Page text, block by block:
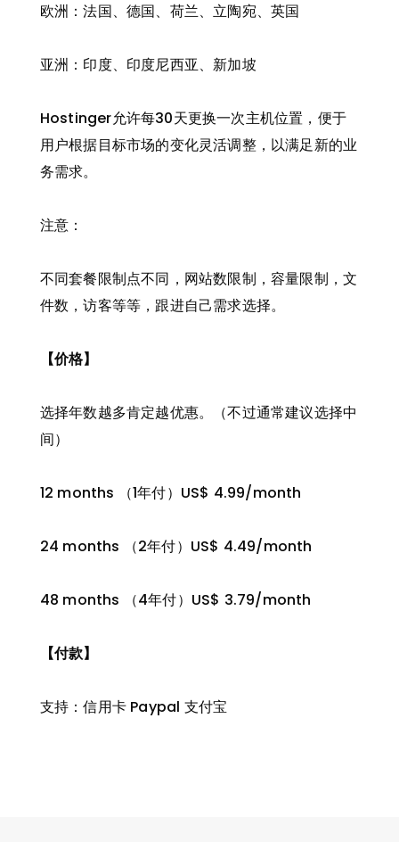
欧洲：法国、德国、荷兰、立陶宛、英国
亚洲：印度、印度尼西亚、新加坡
Hostinger允许每30天更换一次主机位置，便于
用户根据目标市场的变化灵活调整，以满足新的业
务需求。
注意：
不同套餐限制点不同，网站数限制，容量限制，文
件数，访客等等，跟进自己需求选择。
【价格】
选择年数越多肯定越优惠。（不过通常建议选择中
间）
12 months （1年付）US$ 4.99/month
24 months （2年付）US$ 4.49/month
48 months （4年付）US$ 3.79/month
【付款】
支持：信用卡 Paypal 支付宝